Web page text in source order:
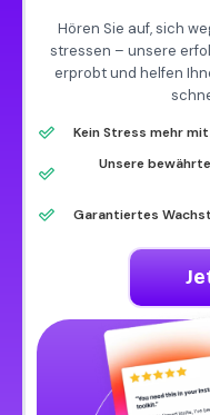
Hören Sie auf, sich
stressen – unsere
erprobt und helfen
Kein Stress mehr
Unsere
Garantiertes